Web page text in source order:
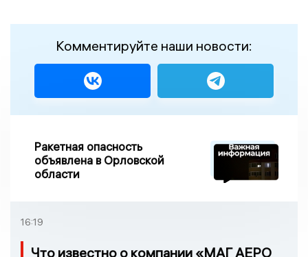
Комментируйте наши новости:
Ракетная опасность
объявлена в Орловской
области
16:19
Что известно о компании «МАГ АЕРО